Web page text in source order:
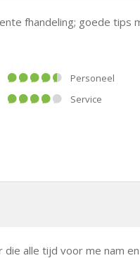
fhandeling; goede tips
Personeel
Service
alle tijd voor me nam